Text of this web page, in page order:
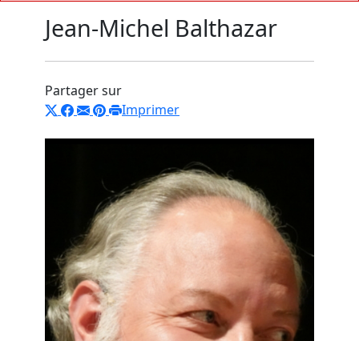
Jean-Michel Balthazar
Partager sur
Imprimer